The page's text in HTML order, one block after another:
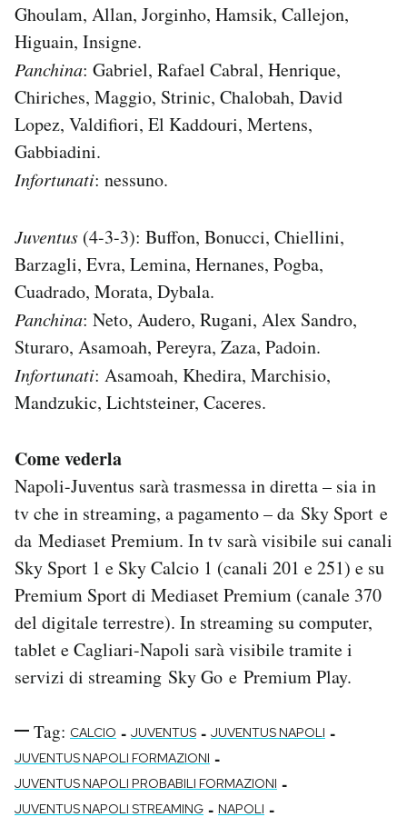
Ghoulam, Allan, Jorginho, Hamsik, Callejon,
Higuain, Insigne.
Panchina: Gabriel, Rafael Cabral, Henrique,
Chiriches, Maggio, Strinic, Chalobah, David
Lopez, Valdifiori, El Kaddouri, Mertens,
Gabbiadini.
Infortunati: nessuno.
Juventus (4-3-3): Buffon, Bonucci, Chiellini,
Barzagli, Evra, Lemina, Hernanes, Pogba,
Cuadrado, Morata, Dybala.
Panchina: Neto, Audero, Rugani, Alex Sandro,
Sturaro, Asamoah, Pereyra, Zaza, Padoin.
Infortunati: Asamoah, Khedira, Marchisio,
Mandzukic, Lichtsteiner, Caceres.
Come vederla
Napoli-Juventus sarà trasmessa in diretta – sia in
tv che in streaming, a pagamento – da Sky Sport e
da Mediaset Premium. In tv sarà visibile sui canali
Sky Sport 1 e Sky Calcio 1 (canali 201 e 251) e su
Premium Sport di Mediaset Premium (canale 370
del digitale terrestre). In streaming su computer,
tablet e Cagliari-Napoli sarà visibile tramite i
servizi di streaming Sky Go e Premium Play.
Tag: CALCIO - JUVENTUS - JUVENTUS NAPOLI -
JUVENTUS NAPOLI FORMAZIONI -
JUVENTUS NAPOLI PROBABILI FORMAZIONI -
JUVENTUS NAPOLI STREAMING - NAPOLI -